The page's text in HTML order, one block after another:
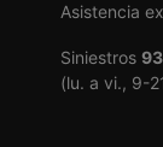
Asistencia
Siniestros
(lu. a vi., 9-